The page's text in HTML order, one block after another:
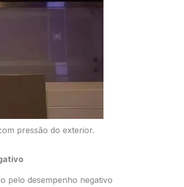
pressão do exterior.
pelo desempenho negativo